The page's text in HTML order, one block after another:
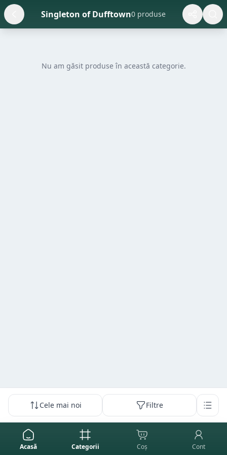
Singleton of Dufftown0 produse
Nu am găsit produse în această categorie.
Cele mai noi Filtre
Acasă Categorii Coș Cont